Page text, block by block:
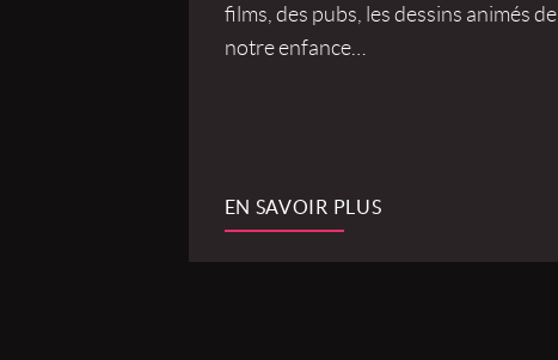
films, des pubs, les dessins animés de
notre enfance…
EN SAVOIR PLUS